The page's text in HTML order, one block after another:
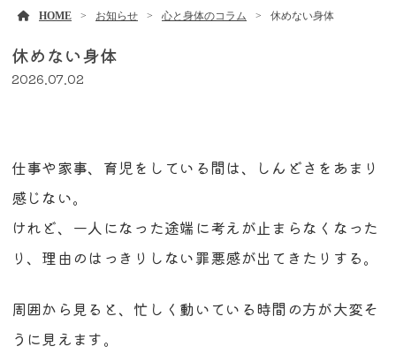
HOME お知らせ 心と身体のコラム 休めない身体
休めない身体
2026.07.02
仕事や家事、育児をしている間は、しんどさをあまり
感じない。
けれど、一人になった途端に考えが止まらなくなった
り、理由のはっきりしない罪悪感が出てきたりする。
周囲から見ると、忙しく動いている時間の方が大変そ
うに見えます。